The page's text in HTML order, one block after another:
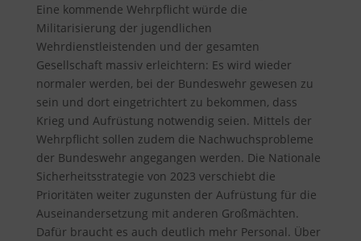
Eine kommende Wehrpflicht würde die
Militarisierung der jugendlichen
Wehrdienstleistenden und der gesamten
Gesellschaft massiv erleichtern: Es wird wieder
normaler werden, bei der Bundeswehr gewesen zu
sein und dort eingetrichtert zu bekommen, dass
Krieg und Aufrüstung notwendig seien. Mittels der
Wehrpflicht sollen zudem die Nachwuchsprobleme
der Bundeswehr angegangen werden. Die Nationale
Sicherheitsstrategie von 2023 verschiebt die
Prioritäten weiter zugunsten der Aufrüstung für die
Auseinandersetzung mit anderen Großmächten.
Dafür braucht es auch deutlich mehr Personal. Über